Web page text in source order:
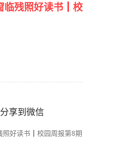
临残照好读书┃校
享到微信